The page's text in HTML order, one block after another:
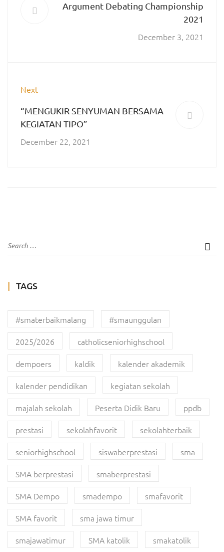
Argument Debating Championship
2021
December 3, 2021
Next
“MENGUKIR SENYUMAN BERSAMA
KEGIATAN TIPO”
December 22, 2021
TAGS
#smaterbaikmalang
#smaunggulan
2025/2026
catholicseniorhighschool
dempoers
kaldik
kalender akademik
kalender pendidikan
kegiatan sekolah
majalah sekolah
Peserta Didik Baru
ppdb
prestasi
sekolahfavorit
sekolahterbaik
seniorhighschool
siswaberprestasi
sma
SMA berprestasi
smaberprestasi
SMA Dempo
smadempo
smafavorit
SMA favorit
sma jawa timur
smajawatimur
SMA katolik
smakatolik